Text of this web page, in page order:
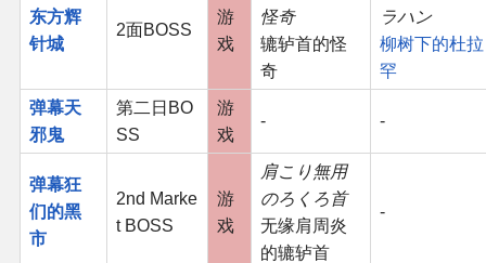
东方辉
针城
2面BOSS
游
戏
怪奇
辘轳首的怪
奇
ラハン
柳树下的杜拉
罕
弹幕天
邪鬼
第二日BO
SS
游
戏
- -
弹幕狂
们的黑
市
2nd Marke
t BOSS
游
戏
肩こり無用
のろくろ首
无缘肩周炎
的辘轳首
-